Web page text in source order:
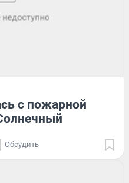
с пожарной
Обсудить